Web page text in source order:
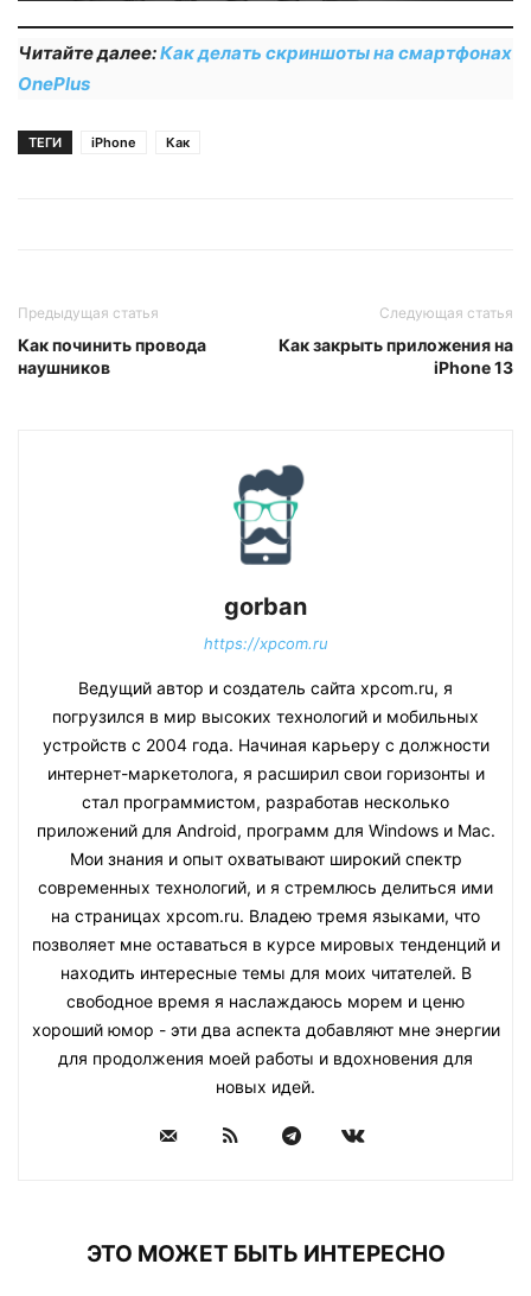
Читайте далее:Как делать скриншоты на смартфонах
OnePlus
ТЕГИ iPhone Как
Предыдущая статья
Как починить провода
наушников
Следующая статья
Как закрыть приложения на
iPhone 13
gorban
https://xpcom.ru
Ведущий автор и создатель сайта xpcom.ru, я
погрузился в мир высоких технологий и мобильных
устройств с 2004 года. Начиная карьеру с должности
интернет-маркетолога, я расширил свои горизонты и
стал программистом, разработав несколько
приложений для Android, программ для Windows и Mac.
Мои знания и опыт охватывают широкий спектр
современных технологий, и я стремлюсь делиться ими
на страницах xpcom.ru. Владею тремя языками, что
позволяет мне оставаться в курсе мировых тенденций и
находить интересные темы для моих читателей. В
свободное время я наслаждаюсь морем и ценю
хороший юмор - эти два аспекта добавляют мне энергии
для продолжения моей работы и вдохновения для
новых идей.
ЭТО МОЖЕТ БЫТЬ ИНТЕРЕСНО